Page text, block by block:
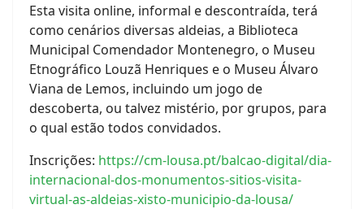
Esta visita online, informal e descontraída, terá
como cenários diversas aldeias, a Biblioteca
Municipal Comendador Montenegro, o Museu
Etnográfico Louzã Henriques e o Museu Álvaro
Viana de Lemos, incluindo um jogo de
descoberta, ou talvez mistério, por grupos, para
o qual estão todos convidados.
Inscrições: https://cm-lousa.pt/balcao-digital/dia-
internacional-dos-monumentos-sitios-visita-
virtual-as-aldeias-xisto-municipio-da-lousa/